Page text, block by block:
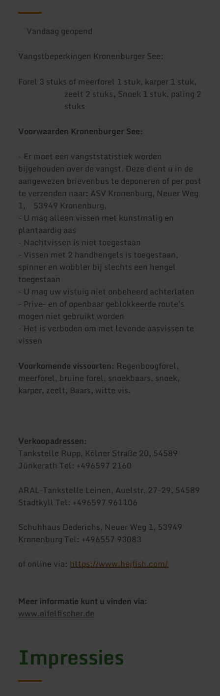
Vandaag geopend
Vangstbeperkingen Kronenburger See:
Forel 3 stuks of meerforel 1 stuk, karper 1 stuk,
zeelt 2 stuks, Snoek 1 stuk, paling 2
stuks
Voorwaarden Kronenburger See:
- Er moet een vangststatistiek worden
bijgehouden over de vangst. Deze dient u in de
aangewezen brievenbus te deponeren of per post
te verzenden naar: ASV Kronenburg, Neuer Weg
1, 53949 Kronenburg,
- U mag alleen vissen met kunstmatig en
plantaardig aas
- Nachtvissen is niet toegestaan
- Vissen met 2 handhengels is toegestaan,
spinner en wobbler bij slechts een hengel
toegestaan
- U mag uw vistuig niet onbeheerd achterlaten
- Prive- en of openbaar geblokkeerde route's
mogen niet gebruikt worden
- Het is verboden om met levende aasvissen te
vissen
Voorkomende vissoorten: Regenboogforel,
meerforel, bruine forel, snoekbaars, snoek,
karper, zeelt, Baars, witte vis.
Verkoopadressen:
Tankstelle Rupp, Kölner Straße 20, 54589
Jünkerath Tel: +496597 2160
ARAL-Tankstelle Leinen, Auelstr. 27-29, 54589
Stadtkyll Tel: +496597 961106
Schuhhaus Dederichs, Neuer Weg 1, 53949
Kronenburg Tel: +496557 93083
of online via: https://www.hejfish.com/
Meer informatie kunt u vinden via:
www.eifelfischer.de
Impressies